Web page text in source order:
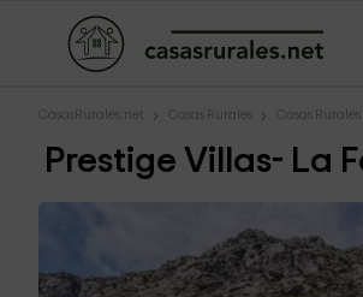
CasasRurales.net Casas Rurales Casas Rurales
Prestige Villas- La